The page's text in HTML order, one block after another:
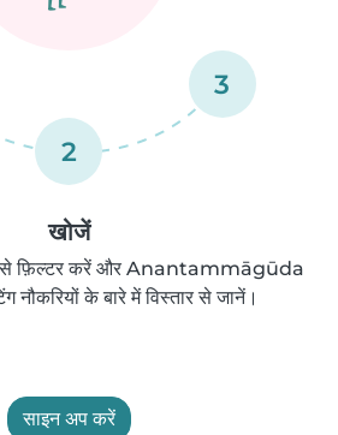
2
3
खोजें
से फ़िल्टर करें और Anantammāgūda
नौकरियों के बारे में विस्तार से जानें।
साइन अप करें